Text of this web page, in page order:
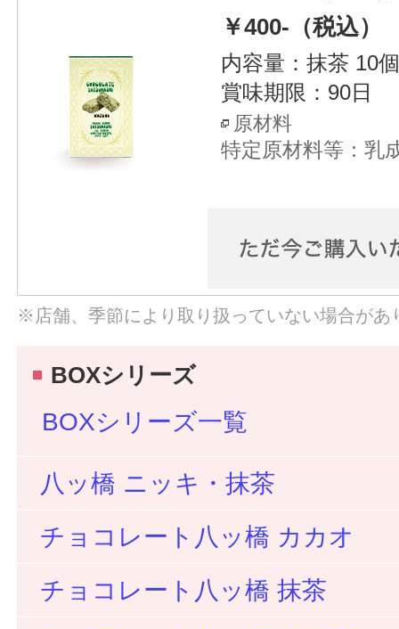
￥400-（税込）
内容量：抹茶 10
賞味期限：90日
原材料
特定原材料等：乳
※店舗、季節により取り扱っていない場合があ
BOXシリーズ
BOXシリーズ一覧
八ッ橋 ニッキ・抹茶
チョコレート八ッ橋 カカオ
チョコレート八ッ橋 抹茶